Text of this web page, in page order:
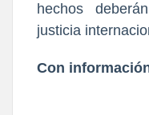
hechos
justicia
Con